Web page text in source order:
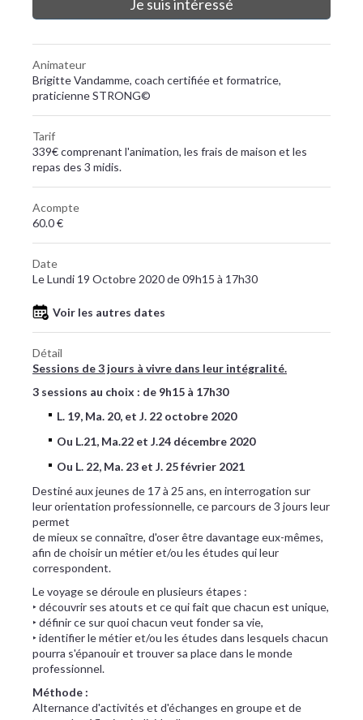
Je suis intéressé
Animateur
Brigitte Vandamme, coach certifiée et formatrice,
praticienne STRONG©
Tarif
339€ comprenant l'animation, les frais de maison et les
repas des 3 midis.
Acompte
60.0 €
Date
Le Lundi 19 Octobre 2020 de 09h15 à 17h30
Voir les autres dates
Détail
Sessions de 3 jours à vivre dans leur intégralité.
3 sessions au choix : de 9h15 à 17h30
L. 19, Ma. 20, et J. 22 octobre 2020
Ou L.21, Ma.22 et J.24 décembre 2020
Ou L. 22, Ma. 23 et J. 25 février 2021
Destiné aux jeunes de 17 à 25 ans, en interrogation sur
leur orientation professionnelle, ce parcours de 3 jours leur
permet
de mieux se connaître, d'oser être davantage eux-mêmes,
afin de choisir un métier et/ou les études qui leur
correspondent.
Le voyage se déroule en plusieurs étapes :
‣ découvrir ses atouts et ce qui fait que chacun est unique,
‣ définir ce sur quoi chacun veut fonder sa vie,
‣ identifier le métier et/ou les études dans lesquels chacun
pourra s'épanouir et trouver sa place dans le monde
professionnel.
Méthode :
Alternance d'activités et d'échanges en groupe et de